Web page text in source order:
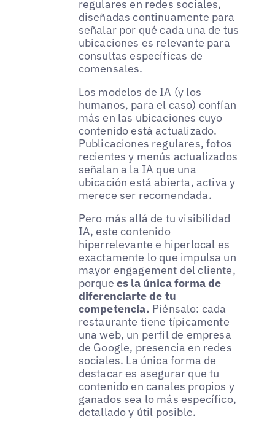
regulares en redes sociales,
diseñadas continuamente para
señalar por qué cada una de tus
ubicaciones es relevante para
consultas específicas de
comensales.
Los modelos de IA (y los
humanos, para el caso) confían
más en las ubicaciones cuyo
contenido está actualizado.
Publicaciones regulares, fotos
recientes y menús actualizados
señalan a la IA que una
ubicación está abierta, activa y
merece ser recomendada.
Pero más allá de tu visibilidad
IA, este contenido
hiperrelevante e hiperlocal es
exactamente lo que impulsa un
mayor engagement del cliente,
porque es la única forma de
diferenciarte de tu
competencia. Piénsalo: cada
restaurante tiene típicamente
una web, un perfil de empresa
de Google, presencia en redes
sociales. La única forma de
destacar es asegurar que tu
contenido en canales propios y
ganados sea lo más específico,
detallado y útil posible.